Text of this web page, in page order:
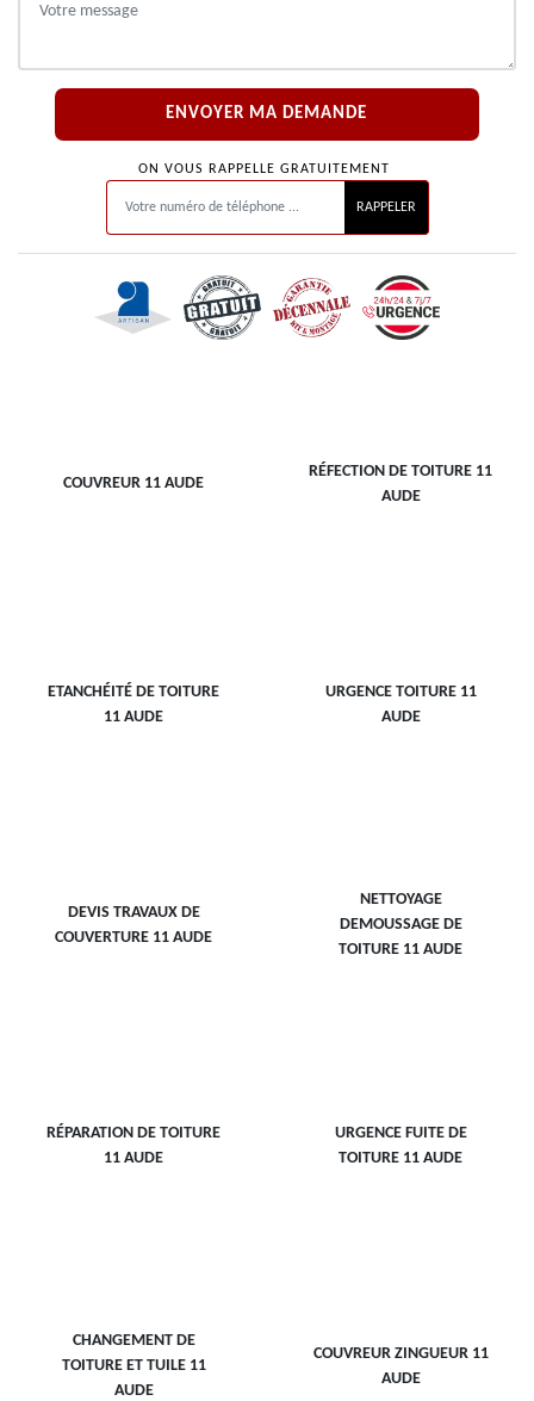
ON VOUS RAPPELLE GRATUITEMENT
COUVREUR 11 AUDE
RÉFECTION DE TOITURE 11
AUDE
ETANCHÉITÉ DE TOITURE
11 AUDE
URGENCE TOITURE 11
AUDE
DEVIS TRAVAUX DE
COUVERTURE 11 AUDE
NETTOYAGE
DEMOUSSAGE DE
TOITURE 11 AUDE
RÉPARATION DE TOITURE
11 AUDE
URGENCE FUITE DE
TOITURE 11 AUDE
CHANGEMENT DE
TOITURE ET TUILE 11
AUDE
COUVREUR ZINGUEUR 11
AUDE